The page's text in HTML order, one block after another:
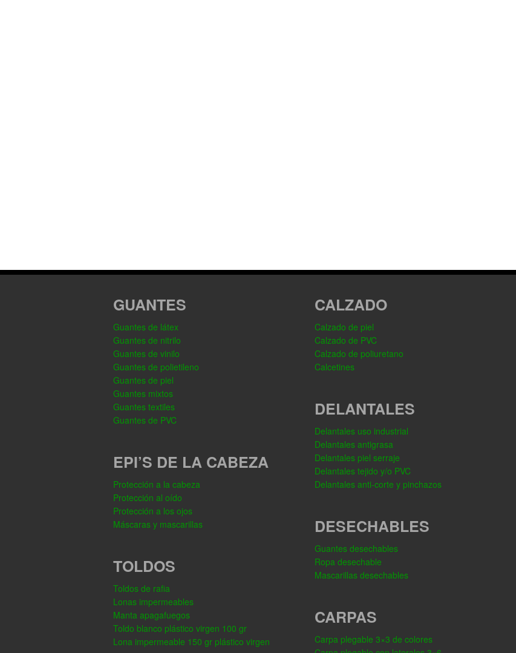
GUANTES
Guantes de látex
Guantes de nitrilo
Guantes de vinilo
Guantes de polietileno
Guantes de piel
Guantes mixtos
Guantes textiles
Guantes de PVC
EPI’S DE LA CABEZA
Protección a la cabeza
Protección al oído
Protección a los ojos
Máscaras y mascarillas
TOLDOS
Toldos de rafia
Lonas impermeables
Manta apagafuegos
Toldo blanco plástico virgen 100 gr
Lona impermeable 150 gr plástico virgen
CALZADO
Calzado de piel
Calzado de PVC
Calzado de poliuretano
Calcetines
DELANTALES
Delantales uso industrial
Delantales antigrasa
Delantales piel serraje
Delantales tejido y/o PVC
Delantales anti-corte y pinchazos
DESECHABLES
Guantes desechables
Ropa desechable
Mascarillas desechables
CARPAS
Carpa plegable 3×3 de colores